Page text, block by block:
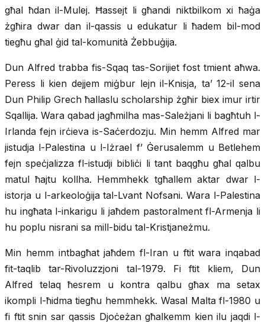
għal ħdan il-Mulej. Ħassejt li għandi niktbilkom xi ħaġa
żgħira dwar dan il-qassis u edukatur li ħadem bil-mod
tiegħu għal ġid tal-komunità Żebbuġija.
Dun Alfred trabba fis-Sqaq tas-Sorijiet fost tmient aħwa.
Peress li kien dejjem miġbur lejn il-Knisja, ta’ 12-il sena
Dun Philip Grech ħallaslu scholarship żgħir biex imur irtir
Sqallija. Wara qabad jagħmilha mas-Sależjani li bagħtuh l-
Irlanda fejn irċieva is-Saċerdozju. Min hemm Alfred mar
jistudja l-Palestina u l-Iżrael f’ Ġerusalemm u Betlehem
fejn speċjalizza fl-istudji bibliċi li tant baqgħu għal qalbu
matul ħajtu kollha. Hemmhekk tgħallem aktar dwar l-
istorja u l-arkeoloġija tal-Lvant Nofsani. Wara l-Palestina
hu ingħata l-inkarigu li jaħdem pastoralment fl-Armenja li
hu poplu nisrani sa mill-bidu tal-Kristjaneżmu.
Min hemm intbagħat jaħdem fl-Iran u ftit wara inqabad
fit-taqlib tar-Rivoluzzjoni tal-1979. Fi ftit kliem, Dun
Alfred telaq ħesrem u kontra qalbu għax ma setax
ikompli l-ħidma tiegħu hemmhekk. Wasal Malta fl-1980 u
fi ftit snin sar qassis Djoċeżan għalkemm kien ilu jaqdi l-